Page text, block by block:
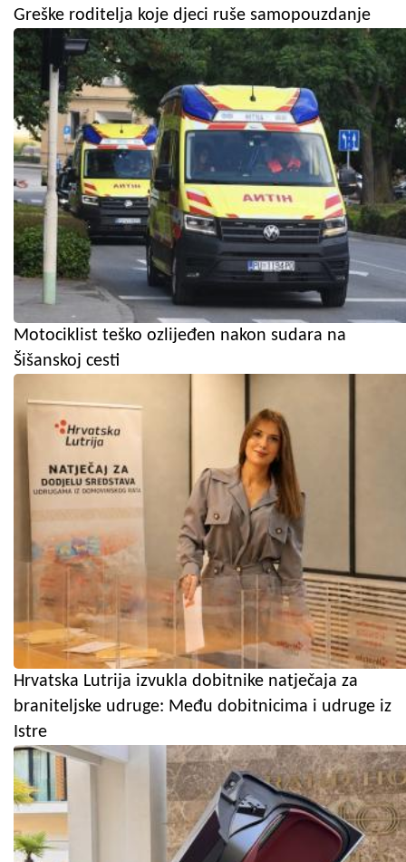
Greške roditelja koje djeci ruše samopouzdanje
Motociklist teško ozlijeđen nakon sudara na
Šišanskoj cesti
Hrvatska Lutrija izvukla dobitnike natječaja za
braniteljske udruge: Među dobitnicima i udruge iz
Istre